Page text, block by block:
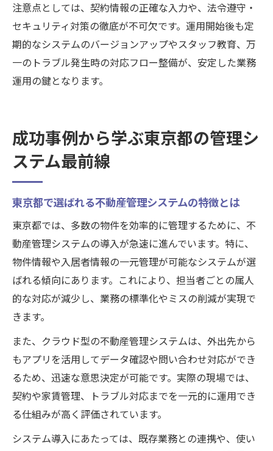
注意点としては、契約情報の正確な入力や、法令遵守・
セキュリティ対策の徹底が不可欠です。運用開始後も定
期的なシステムのバージョンアップやスタッフ教育、万
一のトラブル発生時の対応フロー整備が、安定した業務
運用の鍵となります。
成功事例から学ぶ東京都の管理シ
ステム最前線
東京都で選ばれる不動産管理システムの特徴とは
東京都では、多数の物件を効率的に管理するために、不
動産管理システムの導入が急速に進んでいます。特に、
物件情報や入居者情報の一元管理が可能なシステムが選
ばれる傾向にあります。これにより、担当者ごとの属人
的な対応が減少し、業務の標準化やミスの削減が実現で
きます。
また、クラウド型の不動産管理システムは、外出先から
もアプリを活用してデータ確認や問い合わせ対応ができ
るため、迅速な意思決定が可能です。実際の現場では、
契約や家賃管理、トラブル対応までを一元的に運用でき
る仕組みが高く評価されています。
システム導入にあたっては、既存業務との連携や、使い